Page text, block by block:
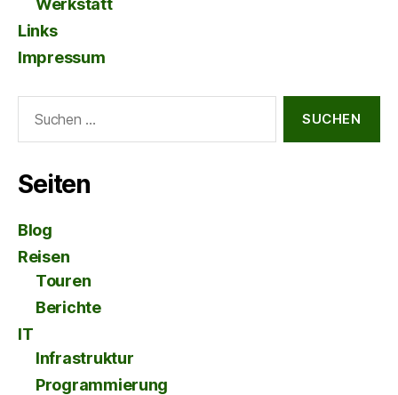
Werkstatt
Links
Impressum
nach:
Seiten
Blog
Reisen
Touren
Berichte
IT
Infrastruktur
Programmierung